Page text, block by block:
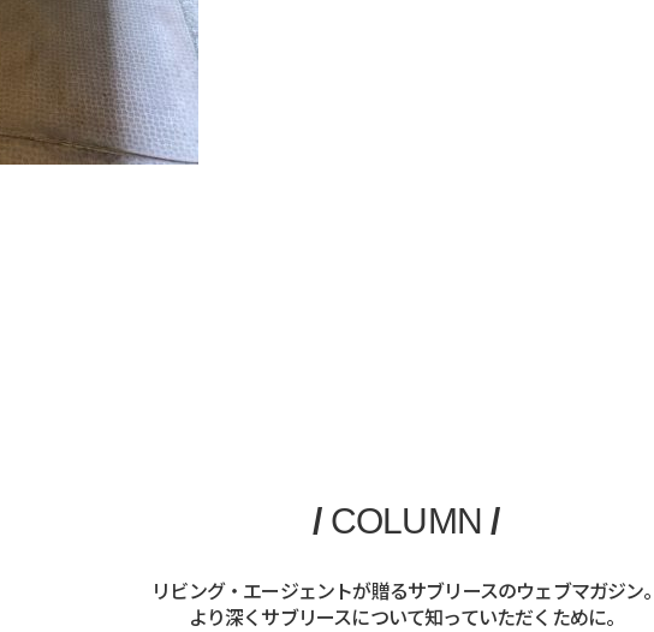
/ COLUMN /
リビング・エージェントが贈るサブリースのウェブマガジン。
より深くサブリースについて知っていただくために。